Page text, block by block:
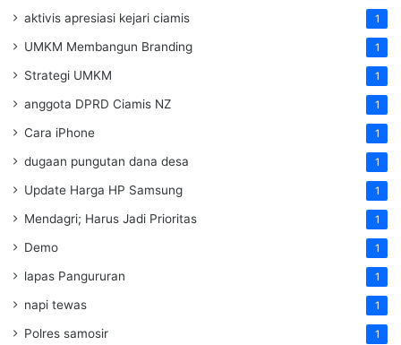
aktivis apresiasi kejari ciamis 1
UMKM Membangun Branding 1
Strategi UMKM 1
anggota DPRD Ciamis NZ 1
Cara iPhone 1
dugaan pungutan dana desa 1
Update Harga HP Samsung 1
Mendagri; Harus Jadi Prioritas 1
Demo 1
lapas Pangururan 1
napi tewas 1
Polres samosir 1